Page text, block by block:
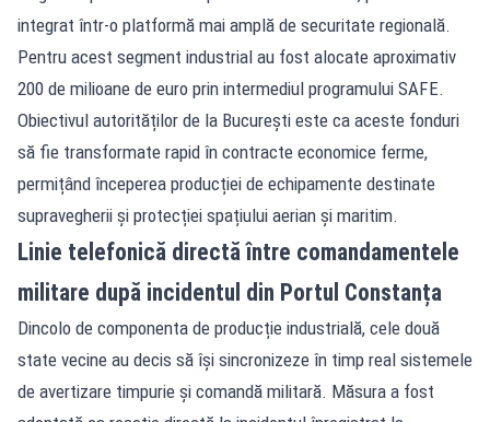
integrat într-o platformă mai amplă de securitate regională.
Pentru acest segment industrial au fost alocate aproximativ
200 de milioane de euro prin intermediul programului SAFE.
Obiectivul autorităților de la București este ca aceste fonduri
să fie transformate rapid în contracte economice ferme,
permițând începerea producției de echipamente destinate
supravegherii și protecției spațiului aerian și maritim.
Linie telefonică directă între comandamentele
militare după incidentul din Portul Constanța
Dincolo de componenta de producție industrială, cele două
state vecine au decis să își sincronizeze în timp real sistemele
de avertizare timpurie și comandă militară. Măsura a fost